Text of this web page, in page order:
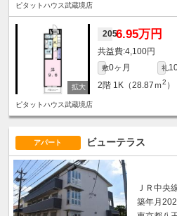
ピタットハウス武蔵境店
2056.95万円
4,100円
敷0ヶ月 礼
2階 1K（28.87ｍ2 ）
ピタットハウス武蔵境店
アパート ビューテラス
ＪＲ中央
築年月